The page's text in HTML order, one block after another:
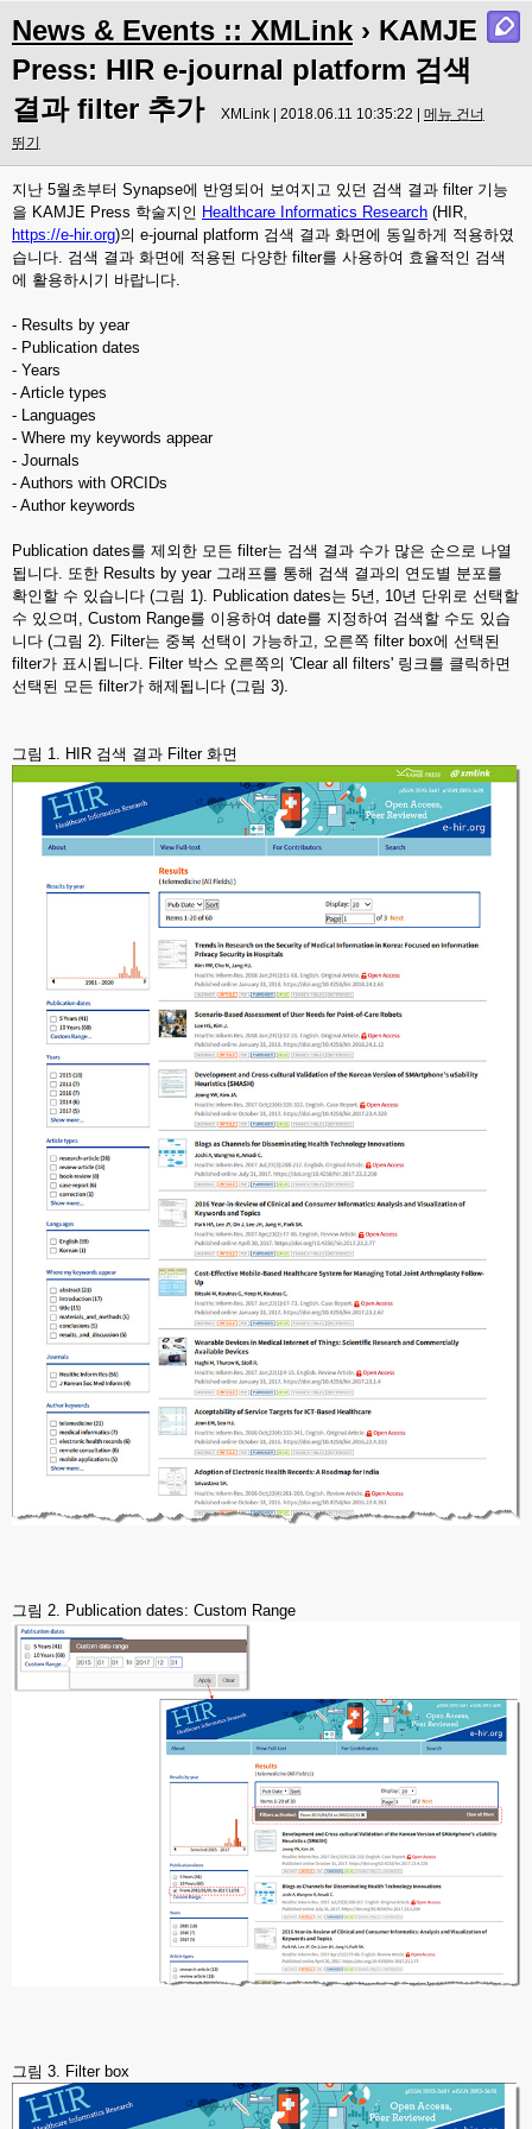
News & Events :: XMLink › KAMJE
Press: HIR e-journal platform 검색
결과 filter 추가
XMLink | 2018.06.11 10:35:22 | 메뉴 건너
뛰기
지난 5월초부터 Synapse에 반영되어 보여지고 있던 검색 결과 filter 기능
을 KAMJE Press 학술지인 Healthcare Informatics Research (HIR,
https://e-hir.org)의 e-journal platform 검색 결과 화면에 동일하게 적용하였
습니다. 검색 결과 화면에 적용된 다양한 filter를 사용하여 효율적인 검색
에 활용하시기 바랍니다.
- Results by year
- Publication dates
- Years
- Article types
- Languages
- Where my keywords appear
- Journals
- Authors with ORCIDs
- Author keywords
Publication dates를 제외한 모든 filter는 검색 결과 수가 많은 순으로 나열
됩니다. 또한 Results by year 그래프를 통해 검색 결과의 연도별 분포를
확인할 수 있습니다 (그림 1). Publication dates는 5년, 10년 단위로 선택할
수 있으며, Custom Range를 이용하여 date를 지정하여 검색할 수도 있습
니다 (그림 2). Filter는 중복 선택이 가능하고, 오른쪽 filter box에 선택된
filter가 표시됩니다. Filter 박스 오른쪽의 'Clear all filters' 링크를 클릭하면
선택된 모든 filter가 해제됩니다 (그림 3).
그림 1. HIR 검색 결과 Filter 화면
그림 2. Publication dates: Custom Range
그림 3. Filter box